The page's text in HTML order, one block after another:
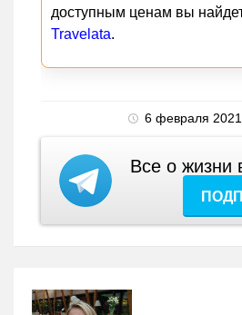
доступным ценам вы
Travelata.
6 февраля 2021
Все о жизни